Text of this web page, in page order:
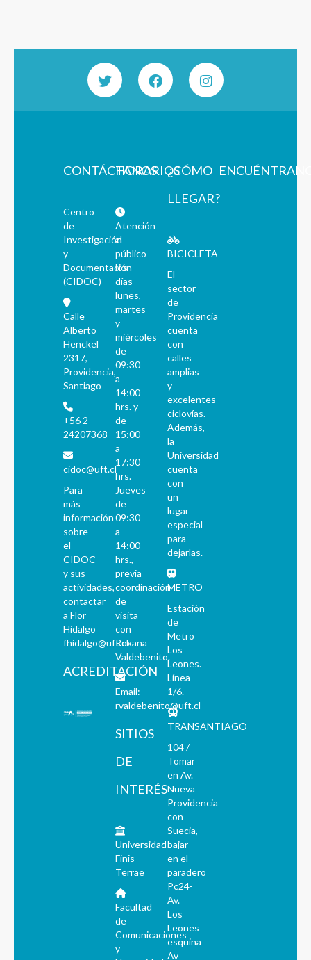
CONTÁCTANOS
Centro
de
Investigación
y
Documentación
(CIDOC)
Calle
Alberto
Henckel
2317,
Providencia,
Santiago
+56 2
24207368
cidoc@uft.cl
Para
más
información
sobre
el
CIDOC
y sus
actividades,
contactar
a Flor
Hidalgo
fhidalgo@uft.cl
ACREDITACIÓN
HORARIOS
Atención
al
público
los
días
lunes,
martes
y
miércoles
de
09:30
a
14:00
hrs. y
de
15:00
a
17:30
hrs.
Jueves
de
09:30
a
14:00
hrs.,
previa
coordinación
de
visita
con
Roxana
Valdebenito.
Email:
rvaldebenito@uft.cl
SITIOS
DE
INTERÉS
Universidad
Finis
Terrae
Facultad
de
Comunicaciones
y
¿CÓMO
LLEGAR?
BICICLETA
El
sector
de
Providencia
cuenta
con
calles
amplias
y
excelentes
ciclovías.
Además,
la
Universidad
cuenta
con
un
lugar
especial
para
dejarlas.
METRO
Estación
de
Metro
Los
Leones.
Línea
1/6.
TRANSANTIAGO
104 /
Tomar
en Av.
Nueva
Providencia
con
Suecia,
bajar
en el
paradero
Pc24-
Av.
Los
Leones
esquina
Av